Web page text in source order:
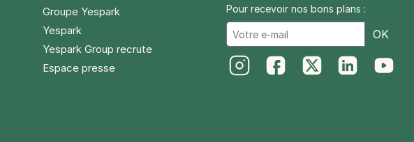
Groupe Yespark
Yespark
Yespark Group recrute
Espace presse
Pour recevoir nos bons plans :
OK